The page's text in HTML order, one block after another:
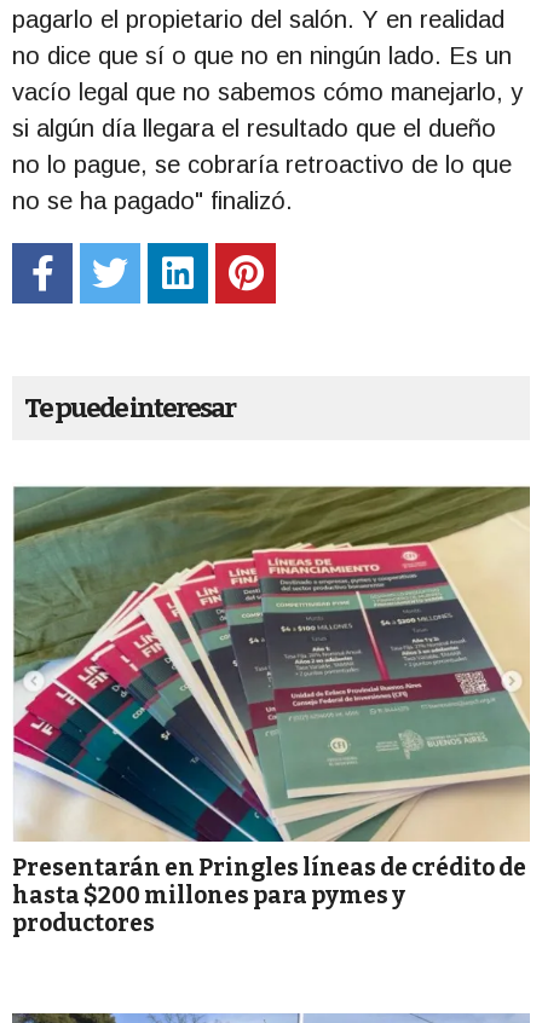
pagarlo el propietario del salón. Y en realidad
no dice que sí o que no en ningún lado. Es un
vacío legal que no sabemos cómo manejarlo, y
si algún día llegara el resultado que el dueño
no lo pague, se cobraría retroactivo de lo que
no se ha pagado" finalizó.
Te puede interesar
Presentarán en Pringles líneas de crédito de
hasta $200 millones para pymes y
productores